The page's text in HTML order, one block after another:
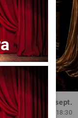
OPERA BRAȘOV ESTIVAL – DANCING SUMMER - SPECTACOL DE BALET Dum, 6 sept.
18:30